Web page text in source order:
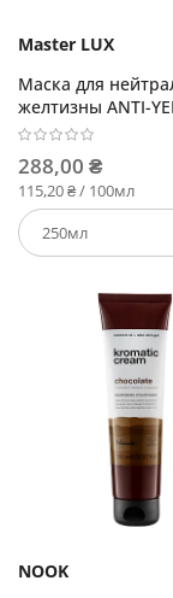
Master LUX
Маска для
желтизны ANTI-
288,00 ₴
115,20 ₴ / 100мл
NOOK